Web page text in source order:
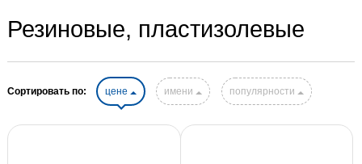
Резиновые, пластизолевые
Сортировать по: цене имени популярности